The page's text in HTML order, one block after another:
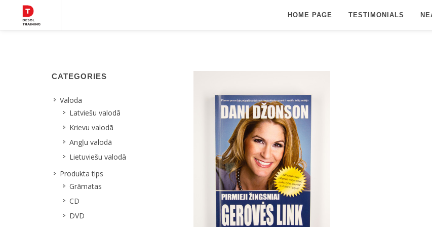
HOME PAGE TESTIMONIALS
CATEGORIES
Valoda
Latviešu valodā
Krievu valodā
Angļu valodā
Lietuviešu valodā
Produkta tips
Grāmatas
CD
DVD